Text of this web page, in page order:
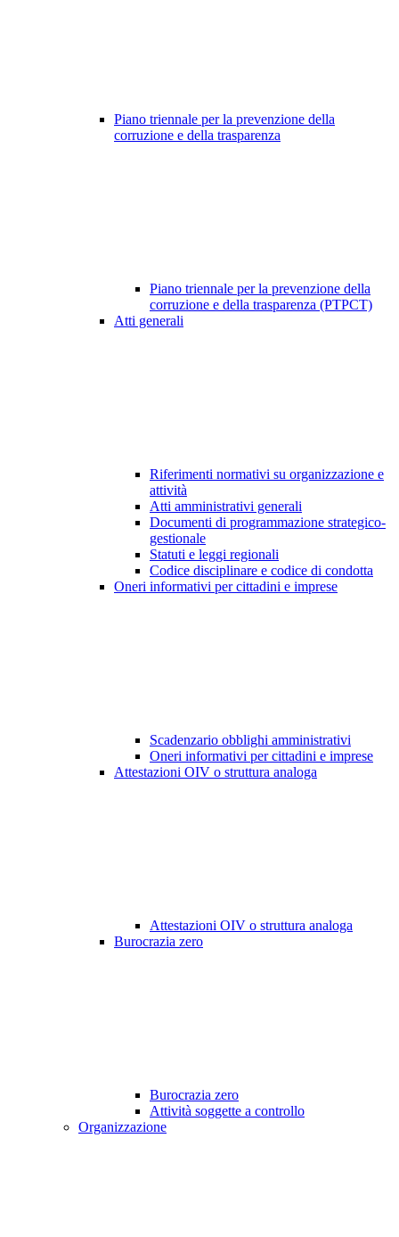
Piano triennale per la prevenzione della
corruzione e della trasparenza
Piano triennale per la prevenzione della
corruzione e della trasparenza (PTPCT)
Atti generali
Riferimenti normativi su organizzazione e
attività
Atti amministrativi generali
Documenti di programmazione strategico-
gestionale
Statuti e leggi regionali
Codice disciplinare e codice di condotta
Oneri informativi per cittadini e imprese
Scadenzario obblighi amministrativi
Oneri informativi per cittadini e imprese
Attestazioni OIV o struttura analoga
Attestazioni OIV o struttura analoga
Burocrazia zero
Burocrazia zero
Attività soggette a controllo
Organizzazione